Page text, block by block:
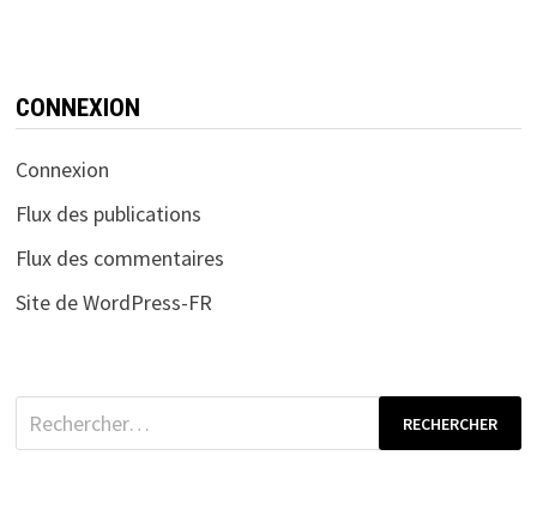
CONNEXION
Connexion
Flux des publications
Flux des commentaires
Site de WordPress-FR
Rechercher :